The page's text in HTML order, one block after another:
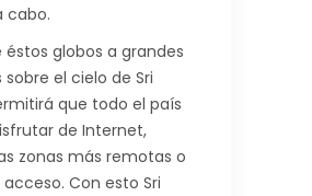
cabo.
éstos globos a grandes
el cielo de Sri
que todo el país
de Internet,
zonas más remotas o
Con esto Sri